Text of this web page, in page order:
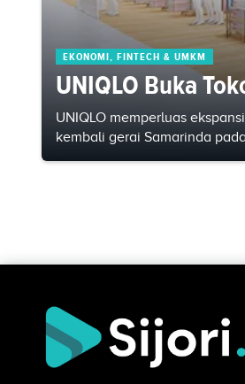
EKONOMI, FINTECH & UMKM
UNIQLO Buka
UNIQLO memperluas
kembali gerai Samarinda